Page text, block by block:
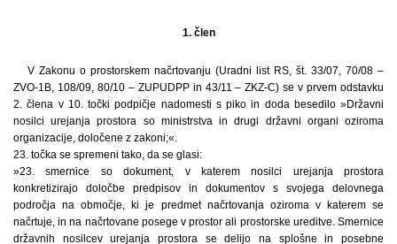
1. člen
V Zakonu o prostorskem načrtovanju (Uradni list RS, št. 33/07, 70/08 –
ZVO-1B, 108/09, 80/10 – ZUPUDPP in 43/11 – ZKZ-C) se v prvem odstavku
2. člena v 10. točki podpičje nadomesti s piko in doda besedilo »Državni
nosilci urejanja prostora so ministrstva in drugi državni organi oziroma
organizacije, določene z zakoni;«.
23. točka se spremeni tako, da se glasi:
»23. smernice so dokument, v katerem nosilci urejanja prostora
konkretizirajo določbe predpisov in dokumentov s svojega delovnega
področja na območje, ki je predmet načrtovanja oziroma v katerem se
načrtuje, in na načrtovane posege v prostor ali prostorske ureditve. Smernice
državnih nosilcev urejanja prostora se delijo na splošne in posebne